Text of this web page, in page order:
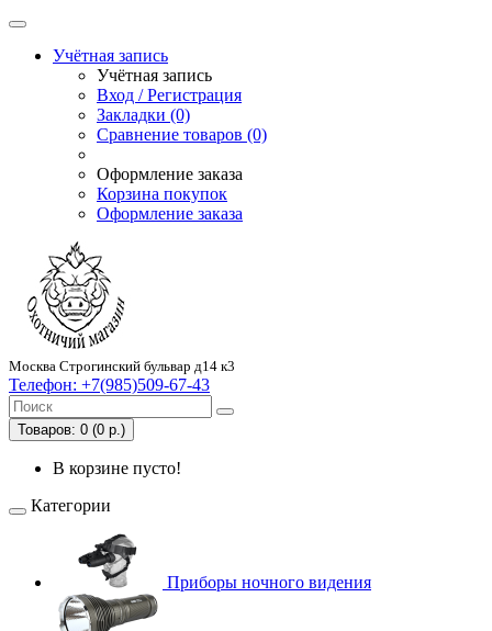
Учётная запись
Учётная запись
Вход / Регистрация
Закладки (0)
Сравнение товаров (0)
Оформление заказа
Корзина покупок
Оформление заказа
Москва Строгинский бульвар д14 к3
Телефон: +7(985)509-67-43
Товаров: 0 (0 р.)
В корзине пусто!
Категории
Приборы ночного видения